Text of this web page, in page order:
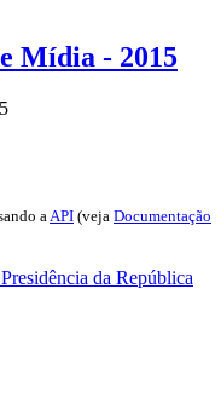
Mídia - 2015
a API (veja Documentação
da República